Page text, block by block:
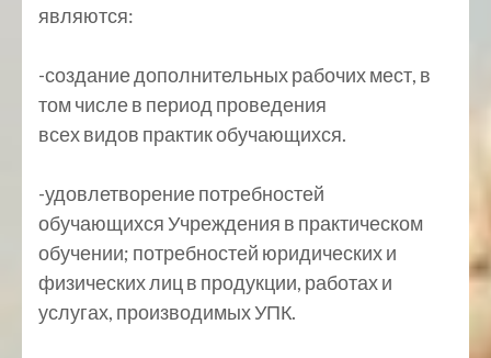
являются:
-создание дополнительных рабочих мест, в
том числе в период проведения
всех видов практик обучающихся.
-удовлетворение потребностей
обучающихся Учреждения в практическом
обучении; потребностей юридических и
физических лиц в продукции, работах и
услугах, производимых УПК.